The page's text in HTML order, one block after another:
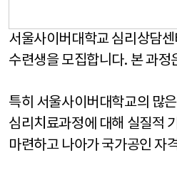
서울사이버대학교 심리상담센
수련생을 모집합니다. 본 과정
특히 서울사이버대학교의 많
심리치료과정에 대해 실질적
마련하고 나아가 국가공인 자